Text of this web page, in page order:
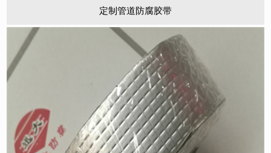
定制管道防腐胶带